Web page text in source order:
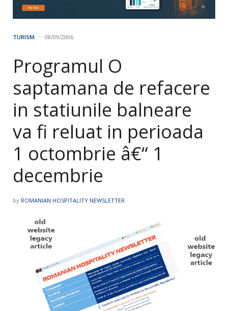
TURISM 08/09/2006
Programul O
saptamana de refacere
in statiunile balneare
va fi reluat in perioada
1 octombrie â€“ 1
decembrie
by ROMANIAN HOSPITALITY NEWSLETTER